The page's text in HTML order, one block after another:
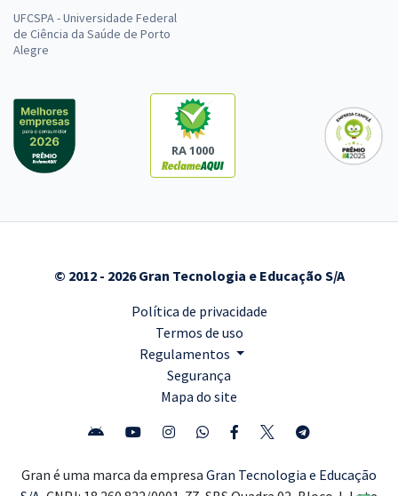
UFCSPA - Universidade Federal
de Ciência da Saúde de Porto
Alegre
RA 1000
© 2012 - 2026 Gran Tecnologia e Educação S/A
Política de privacidade
Termos de uso
Regulamentos
Segurança
Mapa do site
Gran é uma marca da empresa Gran Tecnologia e Educação